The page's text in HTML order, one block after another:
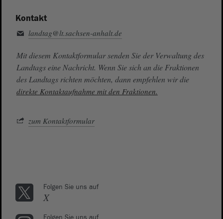
Kontakt
landtag@lt.sachsen-anhalt.de
Mit diesem Kontaktformular senden Sie der Verwaltung des
Landtags eine Nachricht. Wenn Sie sich an die Fraktionen
des Landtags richten möchten, dann empfehlen wir die
direkte Kontaktaufnahme mit den Fraktionen.
zum Kontaktformular
Folgen Sie uns auf
X